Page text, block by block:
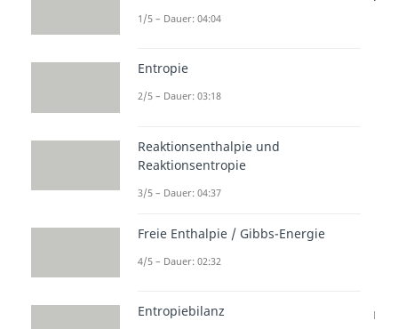
Aktivierungsenergie und
Exotherme Reaktion –
Beispiel
einer exothermen Reaktion genau
1/5 – Dauer: 04:04
Entropie
2/5 – Dauer: 03:18
Reaktionsenthalpie und
Reaktionsentropie
3/5 – Dauer: 04:37
Freie Enthalpie / Gibbs-Energie
4/5 – Dauer: 02:32
Entropiebilanz